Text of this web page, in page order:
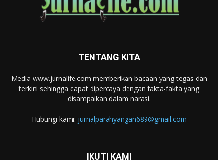
TENTANG KITA
Media www.jurnalife.com memberikan bacaan yang tegas dan
terkini sehingga dapat dipercaya dengan fakta-fakta yang
disampaikan dalam narasi.
Hubungi kami: jurnalparahyangan689@gmail.com
IKUTI KAMI